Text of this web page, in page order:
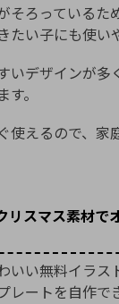
そろっているた
たい子にも使い
いデザインが多
。
使えるので、家
スマス素材で
いい無料イラス
ートを自作で